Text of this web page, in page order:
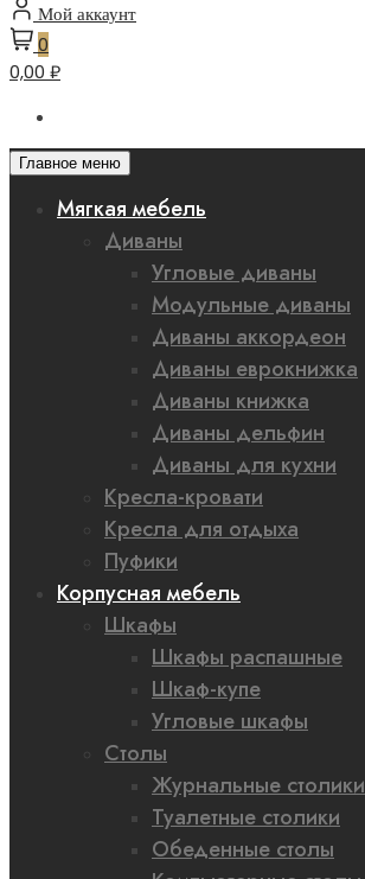
Мой аккаунт
0
0,00 ₽
Главное меню
Мягкая мебель
Диваны
Угловые диваны
Модульные диваны
Диваны аккордеон
Диваны еврокнижка
Диваны книжка
Диваны дельфин
Диваны для кухни
Кресла-кровати
Кресла для отдыха
Пуфики
Корпусная мебель
Шкафы
Шкафы распашные
Шкаф-купе
Угловые шкафы
Столы
Журнальные столики
Туалетные столики
Обеденные столы